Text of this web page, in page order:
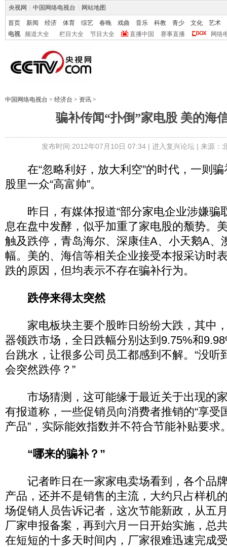
央视网 中国网络电视台 网站地图
首页 新闻 经济 体育 综艺 春晚 戏曲 音乐 科教 青少 文化
艺术
电视
频道大全 栏目大全 节目大全 直播中国 赛事直播 网络
中国网络电视台 > 经济台 > 资讯 >
骗补传闻“扑倒”家电股 美的海
发布时间:2012年07月10日 07:34 | 进入复兴论坛| 来源：
在“忽略利好，放大利空”的时代，一则骗
股里一众“高富帅”。
昨日，有媒体报道“部分家电企业涉嫌骗
息在盘中发酵，似乎加重了家电股的颓势。
触及跌停，青岛海尔、深康佳A、小天鹅A、
幅。美的、海信等相关企业接受本报采访时
跌的原因，但均表示不存在骗补行为。
跌停来得太突然
家电板块主要个股昨日纷纷大跌，其中
器领跌市场，全日跌幅分别达到9.75%和
台跳水，让很多公司员工都感到不解。“没听
会突然跌停？”
市场猜测，这可能缘于最近关于出现的
有报道称，一些促销员向消费者推销的“享受
产品”，实际能效指数并不符合节能补贴要求
“哪来的骗补？”
记者昨日在一家家电卖场看到，各个品
产品，还并不是销售的主流，大约只占样机
场促销人员告诉记者，这次节能新政，从五
厂家申报备案，再到六月一日开始实施，总
在短短的十多天时间内，厂家很难迅速完成